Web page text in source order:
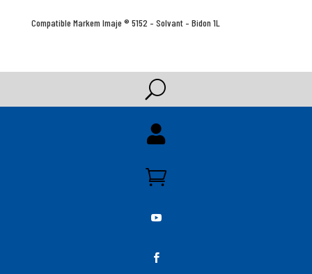
Compatible Markem Imaje ® 5152 – Solvant – Bidon 1L
U



